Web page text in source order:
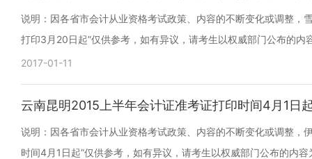
说明：因各省市会计从业资格考试政策、内容的不断变化或调整，
打印3月20日起”仅供参考，如有异议，请考生以权威部门公布的内
2017-01-11
云南昆明2015上半年会计证准考证打印时间4月1日
说明：因各省市会计从业资格考试政策、内容的不断变化或调整，
时间4月1日起”仅供参考，如有异议，请考生以权威部门公布的内容